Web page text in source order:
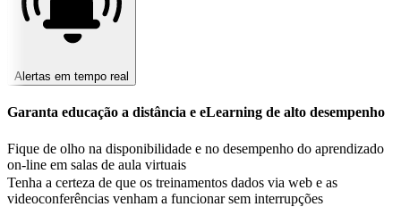
Alertas em tempo real
Garanta educação a distância e eLearning de alto desempenho
Fique de olho na disponibilidade e no desempenho do aprendizado
on-line em salas de aula virtuais
Tenha a certeza de que os treinamentos dados via web e as
videoconferências venham a funcionar sem interrupções